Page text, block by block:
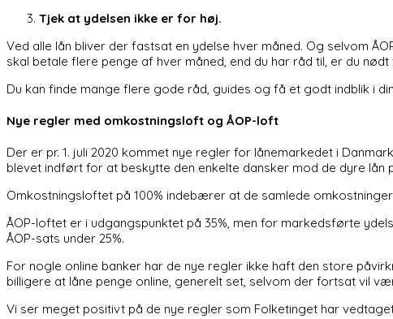
Tjek at ydelsen ikke er for høj.
Ved alle lån bliver der fastsat en ydelse hver måned. Og selvom
skal betale flere penge af hver måned, end du har råd til, er du
Du kan finde mange flere gode råd, guides og få et godt indblik i
Nye regler med omkostningsloft og ÅOP-loft
Der er pr. 1. juli 2020 kommet nye regler for lånemarkedet i
blevet indført for at beskytte den enkelte dansker mod de dyre
Omkostningsloftet på 100% indebærer at de samlede
ÅOP-loftet er i udgangspunktet på 35%, men for markedsførte
ÅOP-sats under 25%.
For nogle online banker har de nye regler ikke haft den store
billigere at låne penge online, generelt set, selvom der fortsat vil
Vi ser meget positivt på de nye regler som Folketinget har